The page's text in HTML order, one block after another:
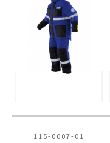
115-0007-01